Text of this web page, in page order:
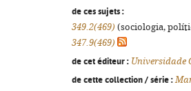
de ces sujets :
349.2(469) (sociologia,
347.9(469)
de cet éditeur : Universidade
de cette collection / série :